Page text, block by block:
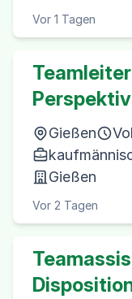
Vor 1 Tagen
Gießen
Gießen
Vor 2 Tagen